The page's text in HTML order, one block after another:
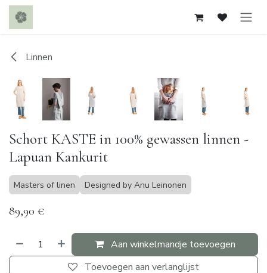
Overslaan naar inhoud
Linnen
Schort KASTE in 100% gewassen linnen -
Lapuan Kankurit
Masters of linen Designed by Anu Leinonen
89,90 €
Aan winkelmandje toevoegen
Toevoegen aan verlanglijst